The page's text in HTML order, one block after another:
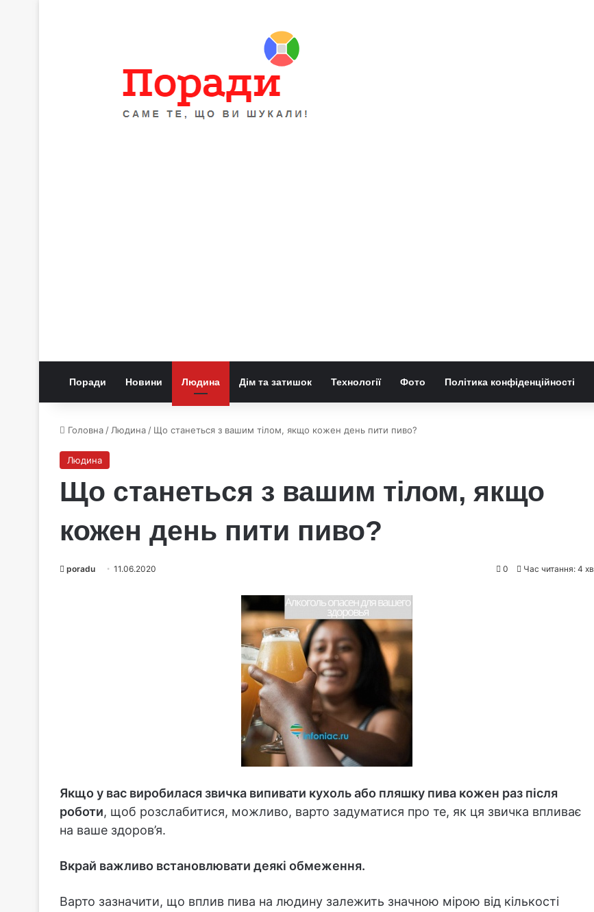
Поради Новини Людина Дім та затишок Технології Фото Політика конфіденційності
Головна / Людина / Що станеться з вашим тілом, якщо кожен день пити пиво?
Людина
Що станеться з вашим тілом, якщо
кожен день пити пиво?
poradu 11.06.2020 0 Час читання: 4 хв
Якщо у вас виробилася звичка випивати кухоль або пляшку пива кожен раз після
роботи, щоб розслабитися, можливо, варто задуматися про те, як ця звичка впливає
на ваше здоров’я.
Вкрай важливо встановлювати деякі обмеження.
Варто зазначити, що вплив пива на людину залежить значною мірою від кількості